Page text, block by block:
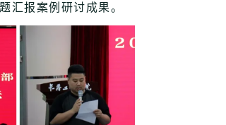
汇报案例研讨成果。